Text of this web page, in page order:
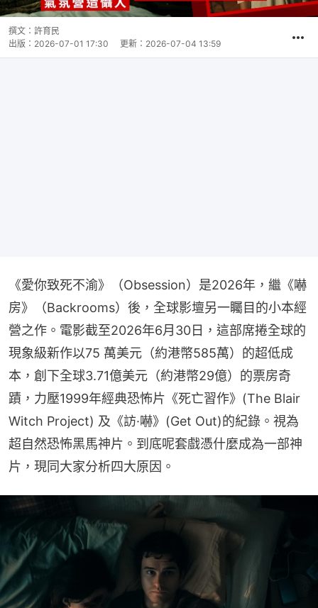
撰文： 許育民
出版： 2026-07-01 17:30 更新： 2026-07-04 13:59
《愛你致死不渝》（Obsession）是2026年，繼《嚇
房》（Backrooms）後，全球影壇另一矚目的小本經
營之作。電影截至2026年6月30日，這部席捲全球的
現象級新作以75 萬美元（約港幣585萬）的超低成
本，創下全球3.71億美元（約港幣29億）的票房奇
蹟，力壓1999年經典恐怖片《死亡習作》(The Blair
Witch Project) 及《訪·嚇》(Get Out)的紀錄。視為
超自然恐怖黑馬神片。到底呢套戲憑什麼成為一部神
片，現同大家分析四大原因。